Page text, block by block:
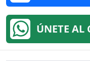
ÚNETE AL